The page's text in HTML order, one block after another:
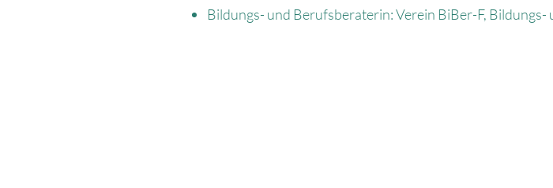
Bildungs- und Berufsberaterin: Verein BiBer-F,